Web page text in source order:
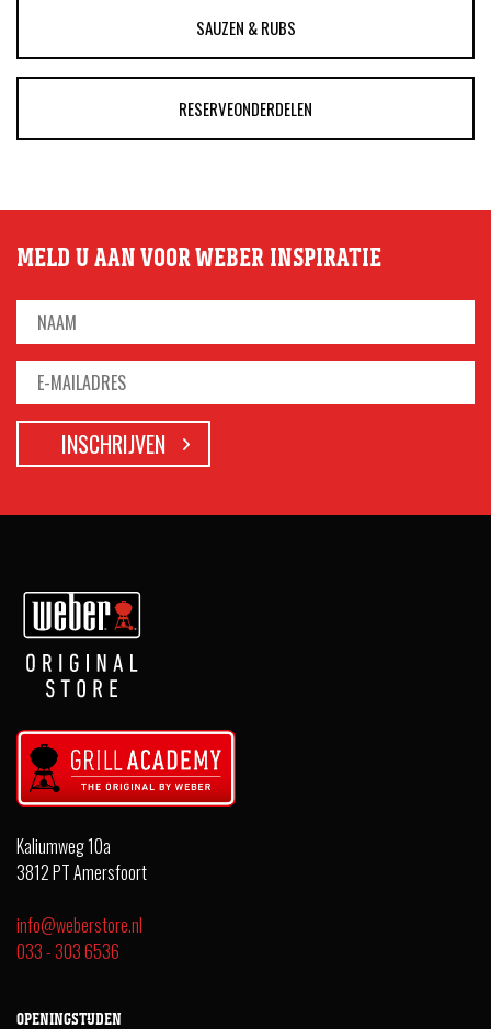
SAUZEN & RUBS
RESERVEONDERDELEN
MELD U AAN VOOR WEBER INSPIRATIE
Kaliumweg 10a
3812 PT Amersfoort
info@weberstore.nl
033 - 303 6536
OPENINGSTIJDEN